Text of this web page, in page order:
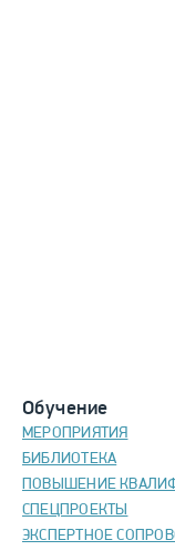
Обучение
МЕРОПРИЯТИЯ
БИБЛИОТЕКА
ПОВЫШЕНИЕ
СПЕЦПРОЕКТЫ
ЭКСПЕРТНОЕ